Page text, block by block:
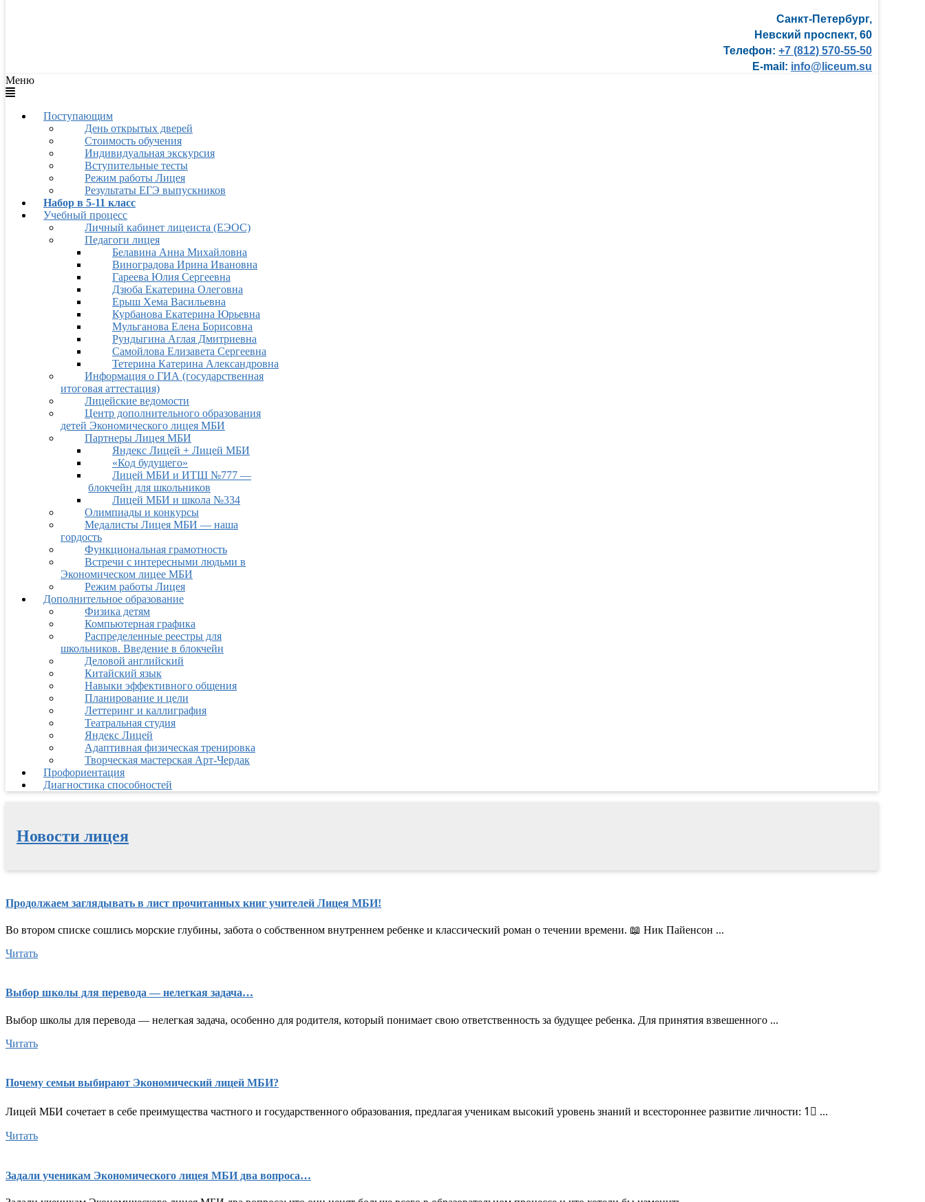
Санкт-Петербург,
Невский проспект, 60
Телефон: +7 (812) 570-55-50
E-mail: info@liceum.su
Меню
Поступающим
День открытых дверей
Стоимость обучения
Индивидуальная экскурсия
Вступительные тесты
Режим работы Лицея
Результаты ЕГЭ выпускников
Набор в 5-11 класс
Учебный процесс
Личный кабинет лицеиста (ЕЭОС)
Педагоги лицея
Белавина Анна Михайловна
Виноградова Ирина Ивановна
Гареева Юлия Сергеевна
Дзюба Екатерина Олеговна
Ерыш Хема Васильевна
Курбанова Екатерина Юрьевна
Мульганова Елена Борисовна
Рундыгина Аглая Дмитриевна
Самойлова Елизавета Сергеевна
Тетерина Катерина Александровна
Информация о ГИА (государственная
итоговая аттестация)
Лицейские ведомости
Центр дополнительного образования
детей Экономического лицея МБИ
Партнеры Лицея МБИ
Яндекс Лицей + Лицей МБИ
«Код будущего»
Лицей МБИ и ИТШ №777 —
блокчейн для школьников
Лицей МБИ и школа №334
Олимпиады и конкурсы
Медалисты Лицея МБИ — наша
гордость
Функциональная грамотность
Встречи с интересными людьми в
Экономическом лицее МБИ
Режим работы Лицея
Дополнительное образование
Физика детям
Компьютерная графика
Распределенные реестры для
школьников. Введение в блокчейн
Деловой английский
Китайский язык
Навыки эффективного общения
Планирование и цели
Леттеринг и каллиграфия
Театральная студия
Яндекс Лицей
Адаптивная физическая тренировка
Творческая мастерская Арт-Чердак
Профориентация
Диагностика способностей
Новости лицея
Продолжаем заглядывать в лист прочитанных книг учителей Лицея МБИ!
Во втором списке сошлись морские глубины, забота о собственном внутреннем ребенке и классический роман о течении времени. 📖 Ник Пайенсон ...
Читать
Выбор школы для перевода — нелегкая задача…
Выбор школы для перевода — нелегкая задача, особенно для родителя, который понимает свою ответственность за будущее ребенка. Для принятия взвешенного ...
Читать
Почему семьи выбирают Экономический лицей МБИ?
Лицей МБИ сочетает в себе преимущества частного и государственного образования, предлагая ученикам высокий уровень знаний и всестороннее развитие личности: 1⃣ ...
Читать
Задали ученикам Экономического лицея МБИ два вопроса…